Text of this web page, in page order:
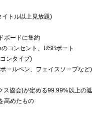
イトル以上見放題)
ボードに集約
コンセント、USBポート
ンタイプ)
ールペン、フェイスソープなど)
協会)が定める99.99%以上の遮
高めたもの